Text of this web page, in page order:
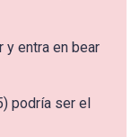
y entra en bear
podría ser el